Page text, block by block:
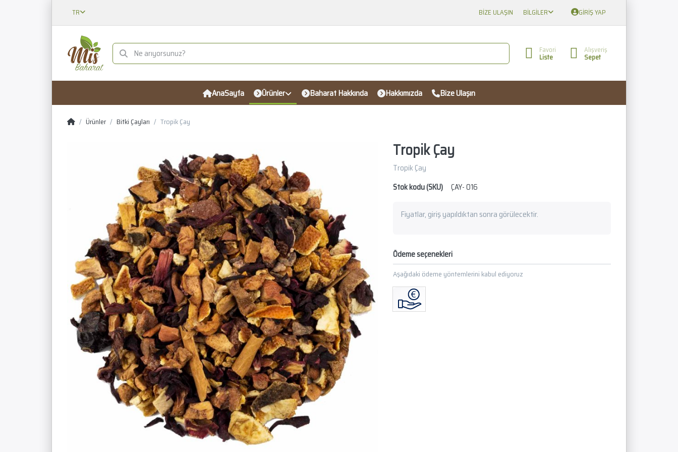
TR BIZE ULAŞIN BILGILER GIRIŞ YAP
Favori
Liste
Alışveriş
Sepet
AnaSayfa Ürünler Baharat Hakkında Hakkımızda Bize Ulaşın
Ürünler Bitki Çayları Tropik Çay
Tropik Çay
Tropik Çay
Stok kodu (SKU)
ÇAY- 016
Fiyatlar, giriş yapıldıktan sonra görülecektir.
Ödeme seçenekleri
Aşağıdaki ödeme yöntemlerini kabul ediyoruz